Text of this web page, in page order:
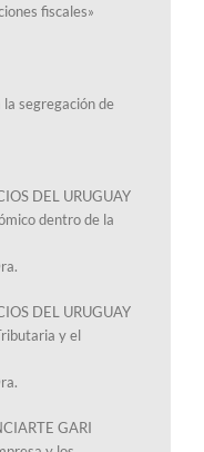
fiscales»
la segregación de
DEL URUGUAY
dentro de la
DEL URUGUAY
y el
GARI